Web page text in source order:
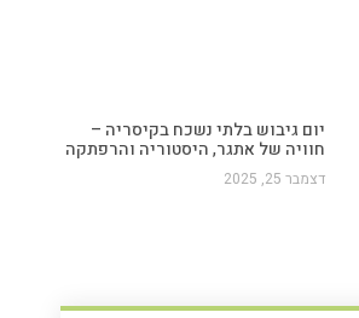
יום גיבוש בלתי נשכח בקיסריה –
חוויה של אתגר, היסטוריה והרפתקה
דצמבר 25, 2025